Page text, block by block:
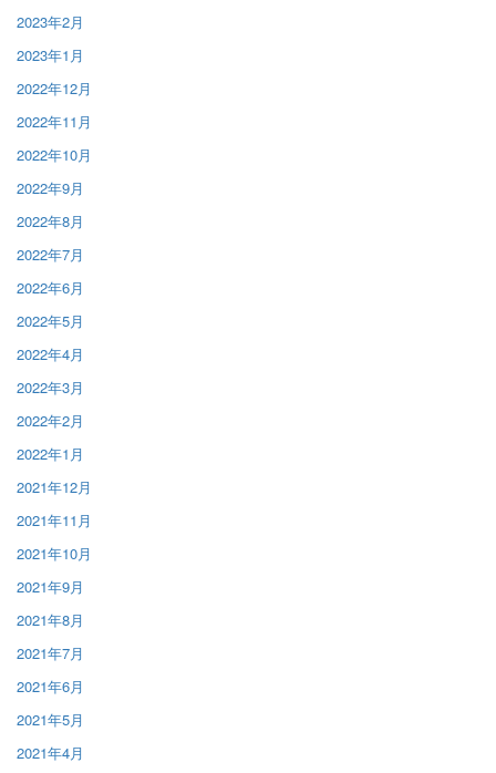
2023年2月
2023年1月
2022年12月
2022年11月
2022年10月
2022年9月
2022年8月
2022年7月
2022年6月
2022年5月
2022年4月
2022年3月
2022年2月
2022年1月
2021年12月
2021年11月
2021年10月
2021年9月
2021年8月
2021年7月
2021年6月
2021年5月
2021年4月